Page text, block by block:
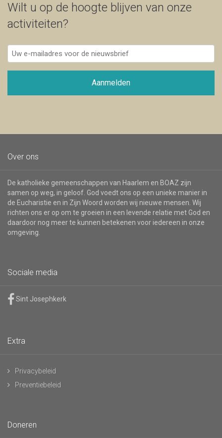
Wilt u op de hoogte blijven van onze
activiteiten?
Uw
e-
mailadres
de
Aanmelden
Over ons
De katholieke gemeenschappen van Haarlem en BOAZ zijn
samen op weg, in geloof. God voedt ons op een unieke manier in
de Eucharistie en in Zijn Woord worden wij nieuwe mensen. Wij
richten ons er op om te groeien in een levende relatie met God en
daardoor nog meer te kunnen betekenen voor iedereen in onze
omgeving.
Sociale media
Sint Josephkerk
Extra
Privacybeleid
Preventiebeleid
Doneren